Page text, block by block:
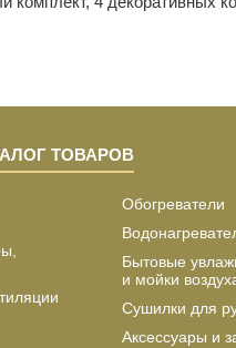
ТОВАРОВ
Обогреватели
Бытовые
и мойки
Сушилки для
Аксессуары и